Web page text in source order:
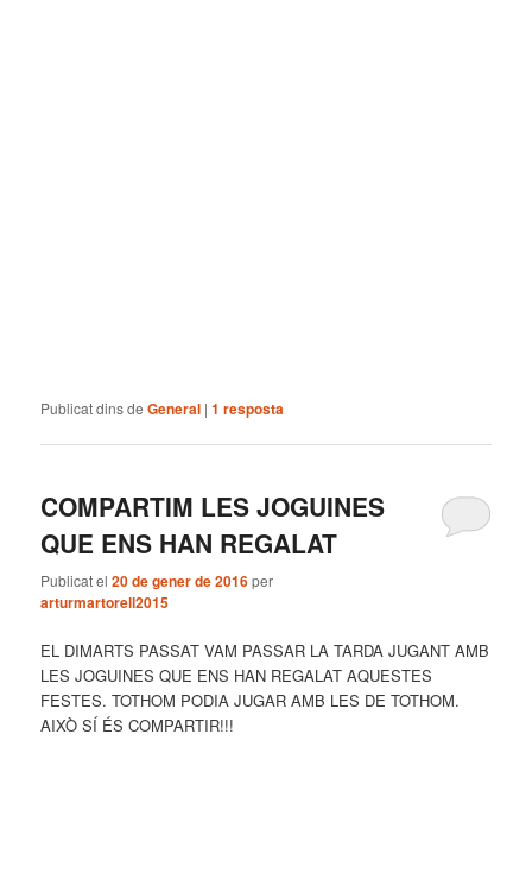
Publicat dins de General |1 resposta
COMPARTIM LES JOGUINES
QUE ENS HAN REGALAT
Publicat el20 de gener de 2016per
arturmartorell2015
EL DIMARTS PASSAT VAM PASSAR LA TARDA JUGANT AMB
LES JOGUINES QUE ENS HAN REGALAT AQUESTES
FESTES. TOTHOM PODIA JUGAR AMB LES DE TOTHOM.
AIXÒ SÍ ÉS COMPARTIR!!!